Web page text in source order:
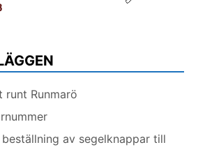
runt Runmarö
av segelknappar till